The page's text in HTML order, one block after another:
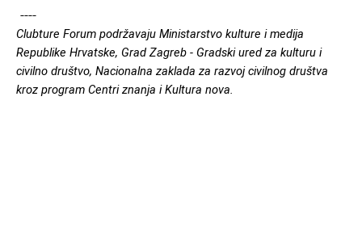
----
Clubture Forum podržavaju Ministarstvo kulture i medija
Republike Hrvatske, Grad Zagreb - Gradski ured za kulturu i
civilno društvo, Nacionalna zaklada za razvoj civilnog društva
kroz program Centri znanja i Kultura nova.